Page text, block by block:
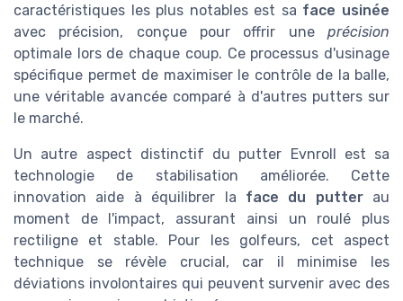
caractéristiques les plus notables est sa face usinée
avec précision, conçue pour offrir une précision
optimale lors de chaque coup. Ce processus d'usinage
spécifique permet de maximiser le contrôle de la balle,
une véritable avancée comparé à d'autres putters sur
le marché.
Un autre aspect distinctif du putter Evnroll est sa
technologie de stabilisation améliorée. Cette
innovation aide à équilibrer la face du putterau
moment de l'impact, assurant ainsi un roulé plus
rectiligne et stable. Pour les golfeurs, cet aspect
technique se révèle crucial, car il minimise les
déviations involontaires qui peuvent survenir avec des